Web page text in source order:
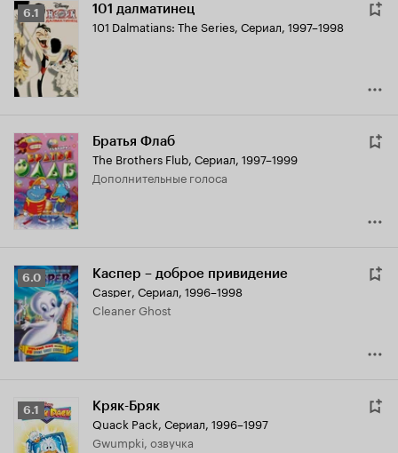
Рейтинг
Кинопоиска
6.1
6.1 101 далматинец
101 Dalmatians: The Series, Сериал, 1997–1998
Братья Флаб
The Brothers Flub, Сериал, 1997–1999
дополнительные голоса
Рейтинг
Кинопоиска
6.0
6.0 Каспер – доброе привидение
Casper, Сериал, 1996–1998
Cleaner Ghost
Рейтинг
Кинопоиска
6.1
6.1 Кряк-Бряк
Quack Pack, Сериал, 1996–1997
Gwumpki, озвучка